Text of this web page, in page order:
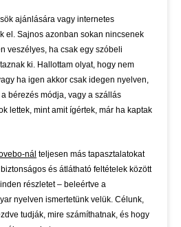
ajánlására vagy internetes
el. Sajnos azonban sokan nincsenek
veszélyes, ha csak egy szóbeli
ki. Hallottam olyat, hogy nem
ha igen akkor csak idegen nyelven,
bérezés módja, vagy a szállás
lettek, mint amit ígértek, már ha kaptak
nál teljesen más tapasztalatokat
és átlátható feltételek között
részletet – beleértve a
nyelven ismertetünk velük. Célunk,
tudják, mire számíthatnak, és hogy